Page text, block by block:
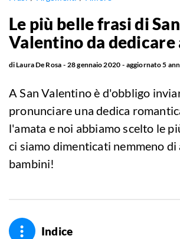
Le più belle frasi di San
Valentino da dedicare
diLaura De Rosa 28 gennaio 2020 aggiornato5
A San Valentino è d'obbligo
pronunciare una dedica
l'amata e noi abbiamo scelto le
ci siamo dimenticati nemmeno di
bambini!
Indice